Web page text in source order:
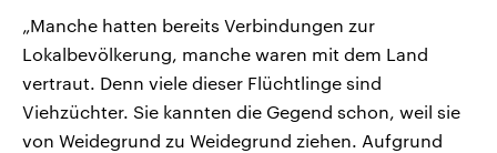
„Manche hatten bereits Verbindungen zur
Lokalbevölkerung, manche waren mit dem Land
vertraut. Denn viele dieser Flüchtlinge sind
Viehzüchter. Sie kannten die Gegend schon, weil sie
von Weidegrund zu Weidegrund ziehen. Aufgrund